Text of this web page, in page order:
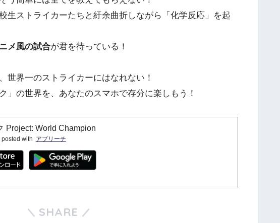
生ストライカーたちと紆余曲折しながら「化学反応」を起
メ風の試合が君を待っている！
世界一のストライカーにはなれない！
」の世界を、あなたのスマホで存分に楽しもう！
Project: World Champion
posted with アプリーチ
SHARE